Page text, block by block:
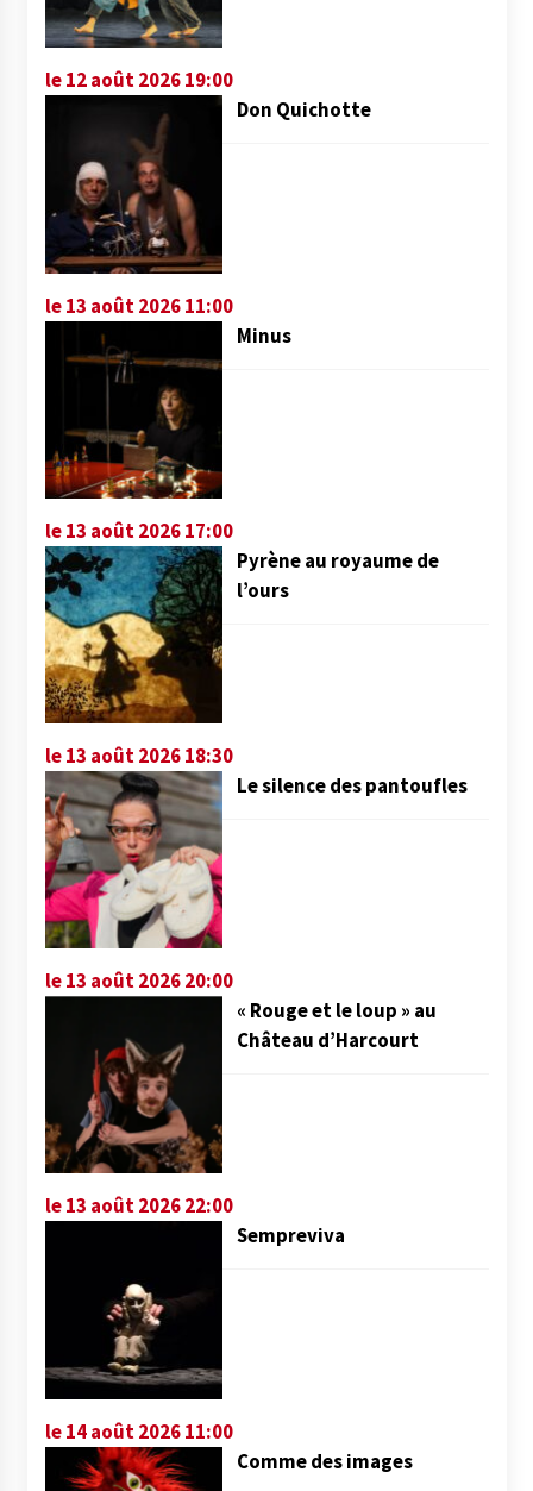
le 12 août 2026 19:00
Don Quichotte
le 13 août 2026 11:00
Minus
le 13 août 2026 17:00
Pyrène au royaume de
l’ours
le 13 août 2026 18:30
Le silence des pantoufles
le 13 août 2026 20:00
« Rouge et le loup » au
Château d’Harcourt
le 13 août 2026 22:00
Sempreviva
le 14 août 2026 11:00
Comme des images